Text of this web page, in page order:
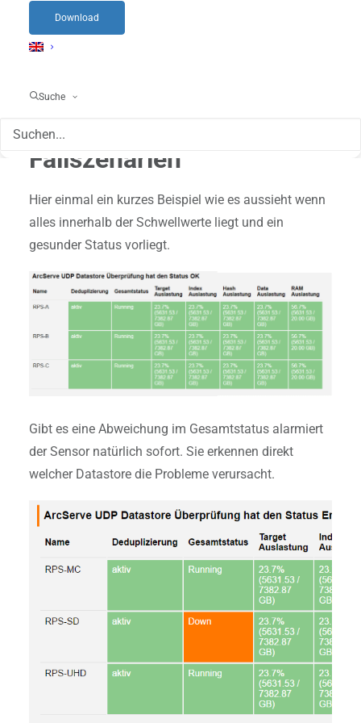
Download
Suche
Fallszenarien
Hier einmal ein kurzes Beispiel wie es aussieht wenn
alles innerhalb der Schwellwerte liegt und ein
gesunder Status vorliegt.
Gibt es eine Abweichung im Gesamtstatus alarmiert
der Sensor natürlich sofort. Sie erkennen direkt
welcher Datastore die Probleme verursacht.